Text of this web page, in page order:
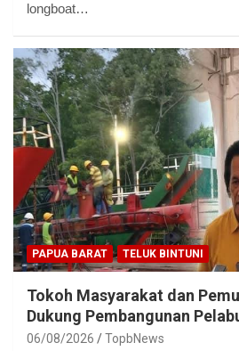
longboat…
PAPUA BARAT TELUK BINTUNI
Tokoh Masyarakat dan
Dukung Pembangunan
06/08/2026 TopbNews